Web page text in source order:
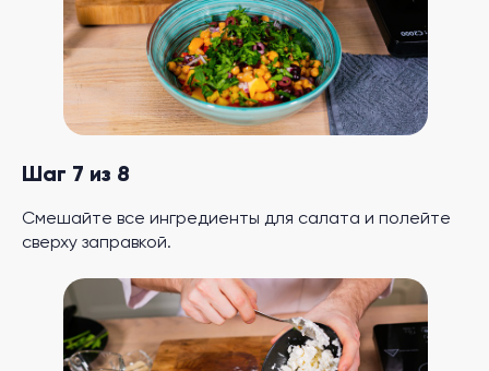
Шаг 7 из 8
Смешайте все ингредиенты для салата и полейте
сверху заправкой.